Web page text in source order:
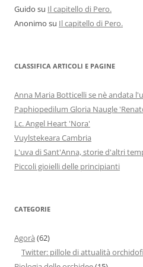
Guido su Il capitello di Pero.
Anonimo su Il capitello di Pero.
CLASSIFICA ARTICOLI E PAGINE
Anna Maria Botticelli se nè andata
Paphiopedilum Gloria Naugle
Lc. Angel Heart 'Nora'
Vuylstekeara Cambria
L'uva di Sant'Anna, storie d'altri
Piccoli gioielli delle principianti
CATEGORIE
Agorà (62)
Twitter: pillole di attualità